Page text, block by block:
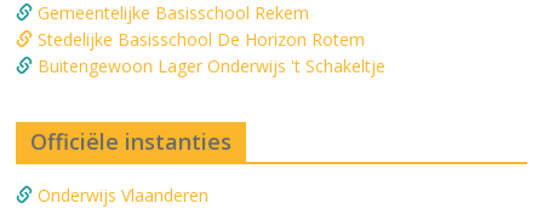
Gemeentelijke Basisschool Rekem
Stedelijke Basisschool De Horizon Rotem
Buitengewoon Lager Onderwijs 't Schakeltje
Officiële instanties
Onderwijs Vlaanderen